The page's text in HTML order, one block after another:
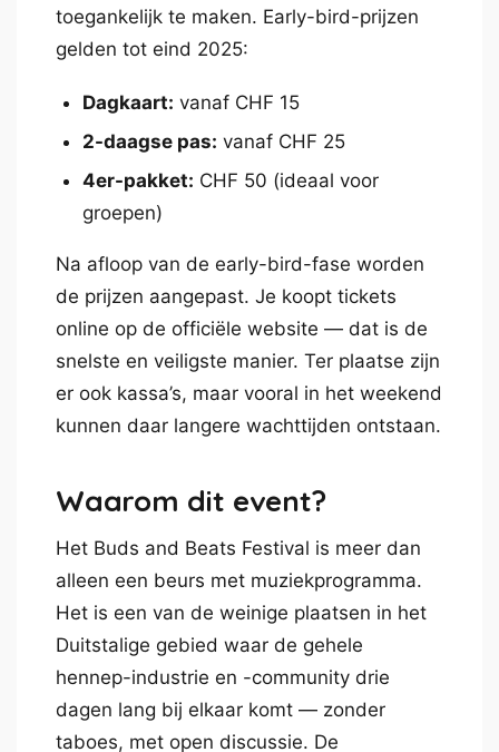
toegankelijk te maken. Early-bird-prijzen
gelden tot eind 2025:
Dagkaart: vanaf CHF 15
2-daagse pas: vanaf CHF 25
4er-pakket: CHF 50 (ideaal voor
groepen)
Na afloop van de early-bird-fase worden
de prijzen aangepast. Je koopt tickets
online op de officiële website — dat is de
snelste en veiligste manier. Ter plaatse zijn
er ook kassa’s, maar vooral in het weekend
kunnen daar langere wachttijden ontstaan.
Waarom dit event?
Het Buds and Beats Festival is meer dan
alleen een beurs met muziekprogramma.
Het is een van de weinige plaatsen in het
Duitstalige gebied waar de gehele
hennep-industrie en -community drie
dagen lang bij elkaar komt — zonder
taboes, met open discussie. De